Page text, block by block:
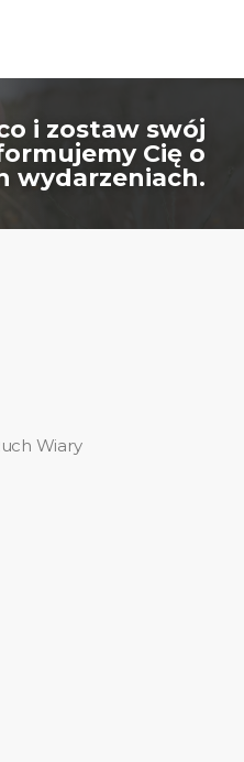
i zostaw swój
Cię o
wydarzeniach.
Wiary